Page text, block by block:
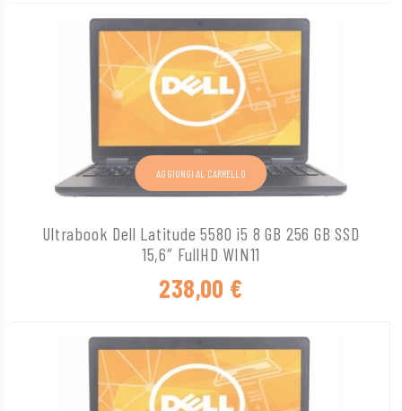
Ultrabook Dell Latitude 5580 i5 8 GB 256 GB SSD
15,6″ FullHD WIN11
238,00 €
AGGIUNGI AL CARRELLO